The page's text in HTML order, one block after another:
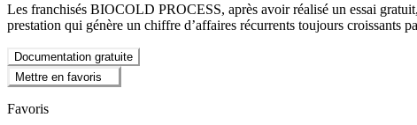
Les franchisés BIOCOLD PROCESS, après avoir réalisé un essai
prestation qui génère un chiffre d’affaires récurrents toujours croissants
Documentation gratuite
Mettre en favoris
Favoris